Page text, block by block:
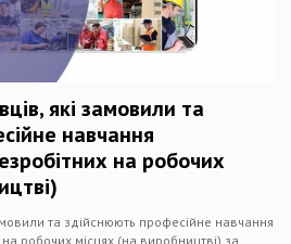
які замовили та
навчання
на робочих
та здійснюють професійне навчання
робочих місцях (на виробництві) за